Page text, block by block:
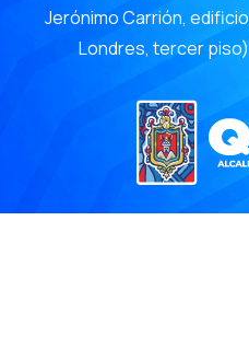
Jerónimo Carrión, edificio
Londres, tercer piso)